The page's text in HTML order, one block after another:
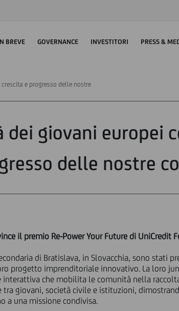
BREVE GOVERNANCE INVESTITORI PRESS &
e progresso delle nostre
giovani europei
delle nostre
il premio Re-Power Your Future di UniCredit
di Bratislava, in Slovacchia, sono stati
progetto imprenditoriale innovativo. La loro
interattiva che mobilita le comunità nella
giovani, società civile e istituzioni,
a una missione condivisa.